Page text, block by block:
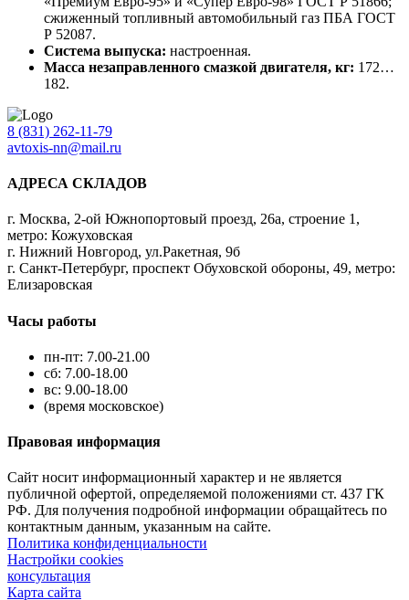
сжиженный топливный автомобильный газ ПБА ГОСТ
Р 52087.
Система выпуска: настроенная.
Масса незаправленного смазкой двигателя, кг: 172…
182.
8 (831) 262-11-79
avtoxis-nn@mail.ru
АДРЕСА СКЛАДОВ
г. Москва, 2-ой Южнопортовый проезд, 26а, строение 1,
метро: Кожуховская
г. Нижний Новгород, ул.Ракетная, 9б
г. Санкт-Петербург, проспект Обуховской обороны, 49, метро:
Елизаровская
Часы работы
пн-пт: 7.00-21.00
сб: 7.00-18.00
вс: 9.00-18.00
(время московское)
Правовая информация
Сайт носит информационный характер и не является
публичной офертой, определяемой положениями ст. 437 ГК
РФ. Для получения подробной информации обращайтесь по
контактным данным, указанным на сайте.
Политика конфиденциальности
Настройки cookies
консультация
Карта сайта